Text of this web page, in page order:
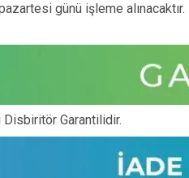
günü işleme alınacaktır.
Disbiritör Garantilidir.